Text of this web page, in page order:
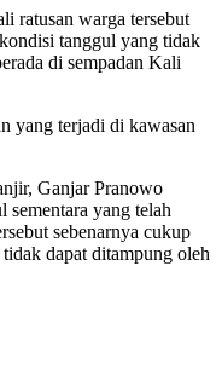
ratusan warga tersebut
tanggul yang tidak
di sempadan Kali
yang terjadi di kawasan
Ganjar Pranowo
sementara yang telah
sebenarnya cukup
dapat ditampung oleh